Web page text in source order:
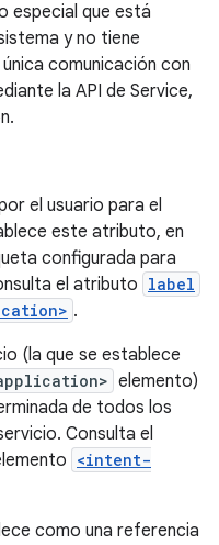
especial que está
y no tiene
comunicación con
la API de Service,
el usuario para el
este atributo, en
configurada para
el atributo label
.
(la que se establece
elemento)
de todos los
Consulta el
<intent-
como una referencia